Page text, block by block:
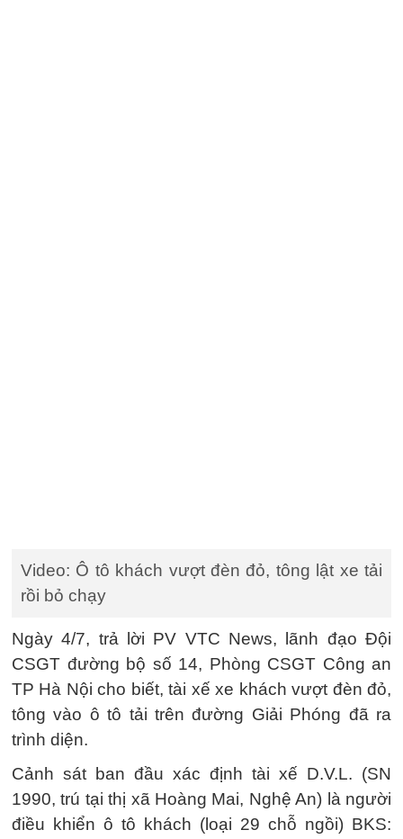
Video: Ô tô khách vượt đèn đỏ, tông lật xe tải
rồi bỏ chạy
Ngày 4/7, trả lời PV VTC News, lãnh đạo Đội
CSGT đường bộ số 14, Phòng CSGT Công an
TP Hà Nội cho biết, tài xế xe khách vượt đèn đỏ,
tông vào ô tô tải trên đường Giải Phóng đã ra
trình diện.
Cảnh sát ban đầu xác định tài xế D.V.L. (SN
1990, trú tại thị xã Hoàng Mai, Nghệ An) là người
điều khiển ô tô khách (loại 29 chỗ ngồi) BKS: